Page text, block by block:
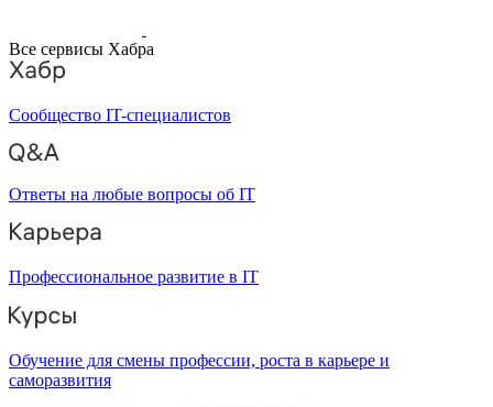
Все сервисы Хабра
Сообщество IT-специалистов
Ответы на любые вопросы об IT
Профессиональное развитие в IT
Обучение для смены профессии, роста в карьере и
саморазвития